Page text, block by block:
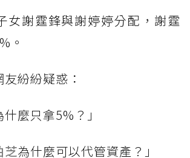
女謝霆鋒與謝婷婷分配，謝霆
。
紛紛疑惑：
什麼只拿5%？」
芝為什麼可以代管資產？」